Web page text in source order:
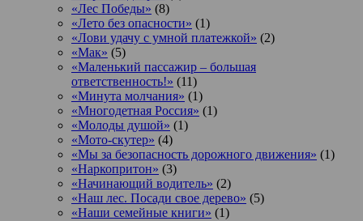
«Лес Победы» (8)
«Лето без опасности» (1)
«Лови удачу с умной платежкой» (2)
«Мак» (5)
«Маленький пассажир – большая
ответственность!» (11)
«Минута молчания» (1)
«Многодетная Россия» (1)
«Молоды душой» (1)
«Мото-скутер» (4)
«Мы за безопасность дорожного движения» (1)
«Наркопритон» (3)
«Начинающий водитель» (2)
«Наш лес. Посади свое дерево» (5)
«Наши семейные книги» (1)